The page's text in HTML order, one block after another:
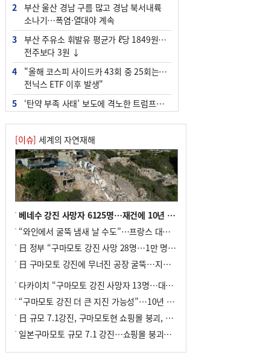
2
부산 울산 경남 구름 많고 경남 북서내륙
소나기…폭염·열대야 계속
3
부산 주유소 휘발유 평균가 ℓ당 1849원…
전주보다 3원 ↓
4
"올해 코스피 사이드카 43회 중 25회는 삼
전닉스 ETF 이후 발생"
5
‘탄약 부족 사태’ 보도에 격노한 트럼프…
6
[속보] ‘심판 성접대’ 논란 축구협회 공식
사과…“현재는 부적절 행위 없어”
7
부산 앞바다에 기름 425ℓ 유출한 러시아
화물선 적발
8
입추 지났지만 푹푹 찐다…온열질환자 10
년 만에 3배
9
[2026 부산청소년극지체험탐험대 현장르
포] 2회 : 하늘에서 만난 얼음의 나라
10 서울 중랑구서 흉기 난동…60대 남성 2명
[이슈] 세계의 자연재해
베네수 강진 사망자 6125명…재건에 10년 이상 걸릴수도
“와인에서 굴뚝 냄새 날 수도”…프랑스 대형 산불에 보르도 와인 품질 위협
日 정부 “구마모토 강진 사망 28명…1만 명 대피”
日 구마모토 강진에 무너진 공장 굴뚝…지진 사망자 최소 13명
다카이치 “구마모토 강진 사망자 13명…대규모 피해 확인”
“구마모토 강진 더 큰 지진 가능성”…10년 전 지진에 단층 재활성
日 규모 7.1강진, 구마모토현 쇼핑몰 붕괴, 2명 사망
일본구마모토 규모 7.1 강진…쇼핑몰 붕괴로 직원 20여 명 갇힌 듯